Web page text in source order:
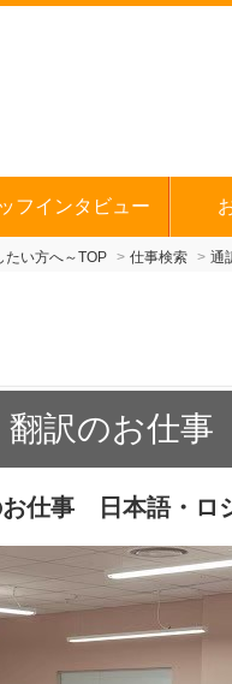
フインタビュー
い方へ～TOP 仕事検索 通
翻訳のお仕
お仕事 日本語・ロ